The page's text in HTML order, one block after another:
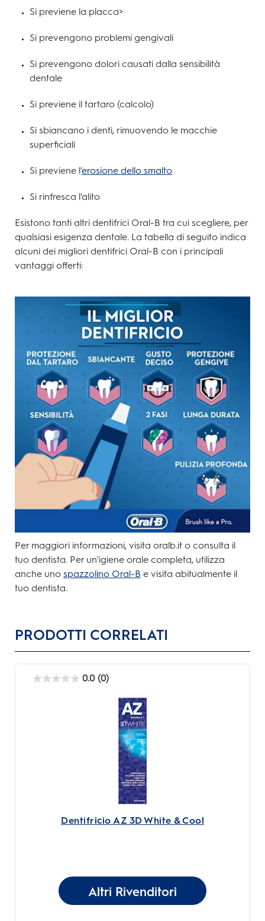
Si previene la placca>
Si prevengono problemi gengivali
Si prevengono dolori causati dalla sensibilità
dentale
Si previene il tartaro (calcolo)
Si sbiancano i denti, rimuovendo le macchie
superficiali
Si previene l'erosione dello smalto
Si rinfresca l'alito
Esistono tanti altri dentifrici Oral-B tra cui scegliere, per
qualsiasi esigenza dentale. La tabella di seguito indica
alcuni dei migliori dentifrici Oral-B con i principali
vantaggi offerti:
Per maggiori informazioni, visita oralb.it o consulta il
tuo dentista. Per un'igiene orale completa, utilizza
anche uno spazzolino Oral-B e visita abitualmente il
tuo dentista.
PRODOTTI CORRELATI
0.0 (0)
0.0
Dentifricio AZ 3D White & Cool
Altri Rivenditori